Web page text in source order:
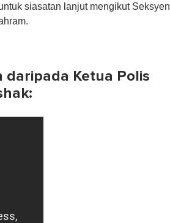
siasatan lanjut mengikut Seksyen
Ketua Polis